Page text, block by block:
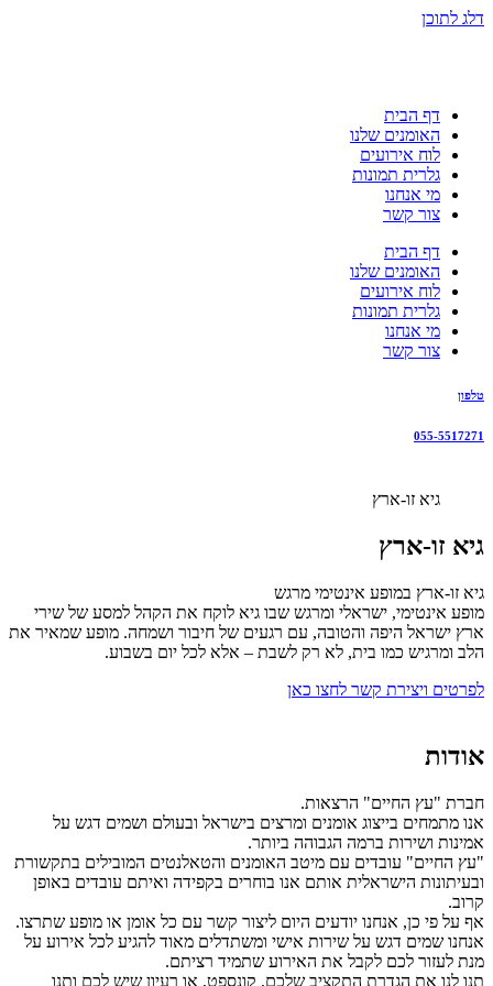
דלג לתוכן
דף הבית
האומנים שלנו
לוח אירועים
גלרית תמונות
מי אנחנו
צור קשר
דף הבית
האומנים שלנו
לוח אירועים
גלרית תמונות
מי אנחנו
צור קשר
טלפון
055-5517271
גיא זו-ארץ
גיא זו-ארץ
גיא זו-ארץ במופע אינטימי מרגש
מופע אינטימי, ישראלי ומרגש שבו גיא לוקח את הקהל למסע של שירי
ארץ ישראל היפה והטובה, עם רגעים של חיבור ושמחה. מופע שמאיר את
הלב ומרגיש כמו בית, לא רק לשבת – אלא לכל יום בשבוע.
לפרטים ויצירת קשר לחצו כאן
אודות
חברת "עץ החיים" הרצאות.
אנו מתמחים בייצוג אומנים ומרצים בישראל ובעולם ושמים דגש על
אמינות ושירות ברמה הגבוהה ביותר.
"עץ החיים" עובדים עם מיטב האומנים והטאלנטים המובילים בתקשורת
ובעיתונות הישראלית אותם אנו בוחרים בקפידה ואיתם עובדים באופן
קרוב.
אף על פי כן, אנחנו יודעים היום ליצור קשר עם כל אומן או מופע שתרצו.
אנחנו שמים דגש על שירות אישי ומשתדלים מאוד להגיע לכל אירוע על
מנת לעזור לכם לקבל את האירוע שתמיד רציתם.
תנו לנו את הגדרת התקציב שלכם, קונספט, או רעיון שיש לכם ותנו